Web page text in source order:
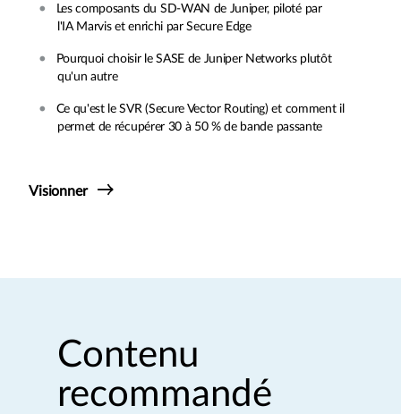
Les composants du SD-WAN de Juniper, piloté par
l'IA Marvis et enrichi par Secure Edge
Pourquoi choisir le SASE de Juniper Networks plutôt
qu'un autre
Ce qu'est le SVR (Secure Vector Routing) et comment il
permet de récupérer 30 à 50 % de bande passante
Visionner
Contenu
recommandé